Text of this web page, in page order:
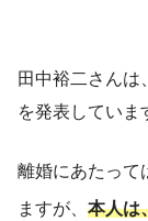
田中裕二さんは
を発表していま
離婚にあたって
ますが、 本人は